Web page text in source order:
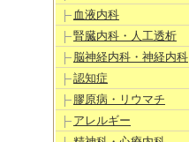
血液内科
腎臓内科・人工透析
脳神経内科・神経内科
認知症
膠原病・リウマチ
アレルギー